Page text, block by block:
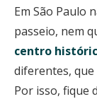
Em São Paulo
passeio, nem
centro
diferentes, que
Por isso, fique